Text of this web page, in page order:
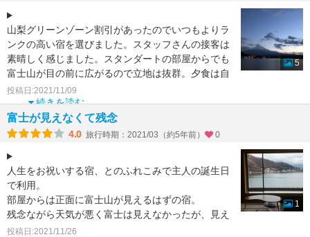
山梨グリーンゾーン割引があったのでいつもよりラ
ンクの高い宿を選びました。スタッフさんの接客は
素晴しく感じました。スタンダートの部屋からでも
富士山が目の前に広がるので立地は抜群。夕食は自
慢のつゆだしで食
続きを読む
投稿日:2021/11/09
5
富士が見えなくて残念
4.0 旅行時期：2021/03（約5年前） 0
人生をお祝いする宿、とのふれこみで主人の誕生日
で利用。
部屋からは正面に富士山が見えるはずの宿。
残念ながら天気が悪く富士は見えなかったが、見え
ればテンションも上がると思う。
投稿日:2021/11/26
1